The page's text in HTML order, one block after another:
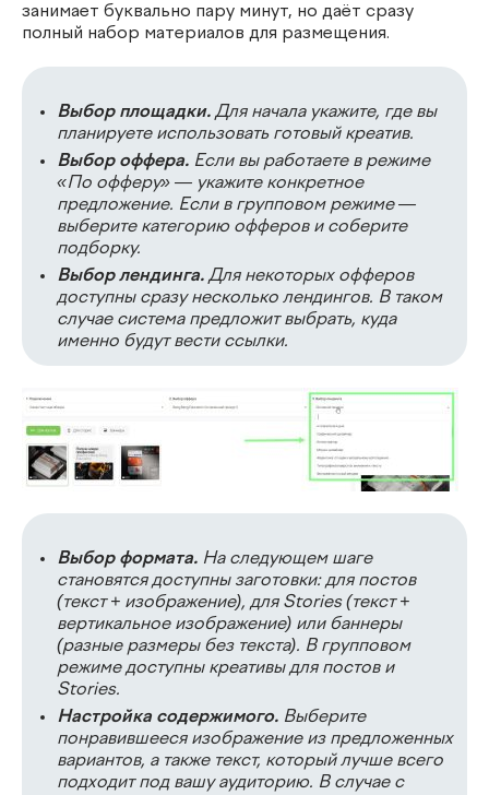
занимает буквально пару минут, но даёт сразу
полный набор материалов для размещения.
Выбор площадки. Для начала укажите, где вы
планируете использовать готовый креатив.
Выбор оффера. Если вы работаете в режиме
«По офферу» — укажите конкретное
предложение. Если в групповом режиме —
выберите категорию офферов и соберите
подборку.
Выбор лендинга. Для некоторых офферов
доступны сразу несколько лендингов. В таком
случае система предложит выбрать, куда
именно будут вести ссылки.
Выбор формата. На следующем шаге
становятся доступны заготовки: для постов
(текст + изображение), для Stories (текст +
вертикальное изображение) или баннеры
(разные размеры без текста). В групповом
режиме доступны креативы для постов и
Stories.
Настройка содержимого. Выберите
понравившееся изображение из предложенных
вариантов, а также текст, который лучше всего
подходит под вашу аудиторию. В случае с